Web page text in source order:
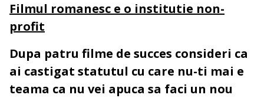
Filmul romanesc e o institutie non-
profit
Dupa patru filme de succes consideri ca
ai castigat statutul cu care nu-ti mai e
teama ca nu vei apuca sa faci un nou